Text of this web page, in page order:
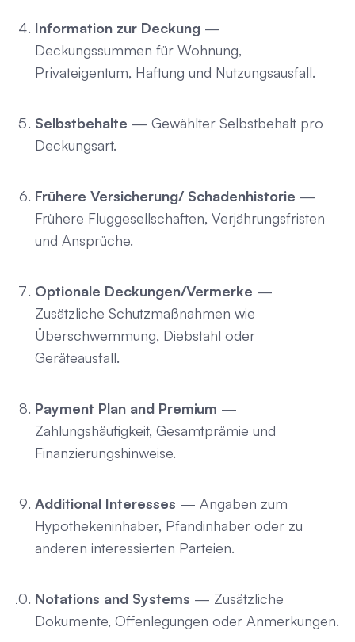
Information zur Deckung —
Deckungssummen für Wohnung,
Privateigentum, Haftung und Nutzungsausfall.
Selbstbehalte — Gewählter Selbstbehalt pro
Deckungsart.
Frühere Versicherung/ Schadenhistorie —
Frühere Fluggesellschaften, Verjährungsfristen
und Ansprüche.
Optionale Deckungen/Vermerke —
Zusätzliche Schutzmaßnahmen wie
Überschwemmung, Diebstahl oder
Geräteausfall.
Payment Plan and Premium —
Zahlungshäufigkeit, Gesamtprämie und
Finanzierungshinweise.
Additional Interesses — Angaben zum
Hypothekeninhaber, Pfandinhaber oder zu
anderen interessierten Parteien.
Notations and Systems — Zusätzliche
Dokumente, Offenlegungen oder Anmerkungen.